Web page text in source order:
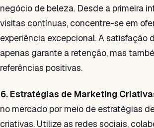
negócio de beleza. Desde a primeira
visitas contínuas, concentre-se em
experiência excepcional. A satisfação
apenas garante a retenção, mas
referências positivas.
6. Estratégias de Marketing
no mercado por meio de estratégias
criativas. Utilize as redes sociais,